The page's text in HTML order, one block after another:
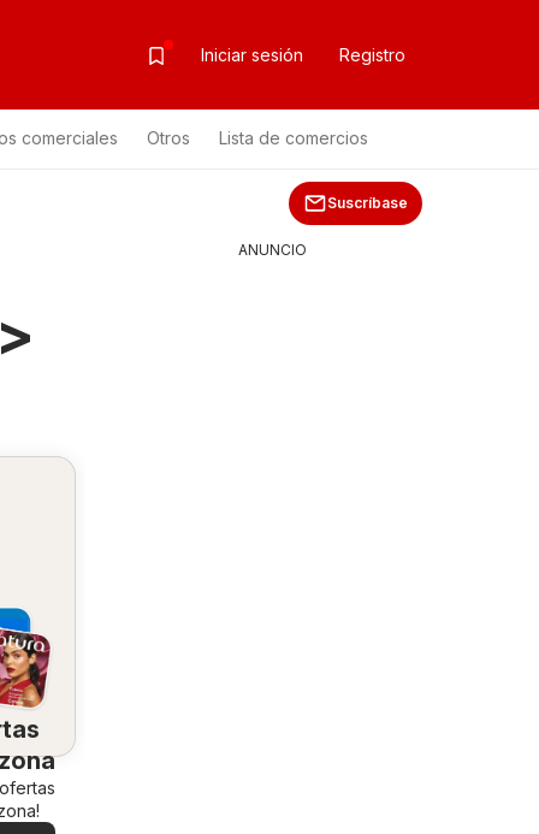
Iniciar sesión Registro
comerciales Otros Lista de comercios
Suscríbase
ANUNCIO